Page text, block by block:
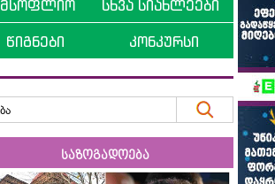
მსოფლიო სხვა სიახლეები
წიგნები კონკურსი
საზოგადოება